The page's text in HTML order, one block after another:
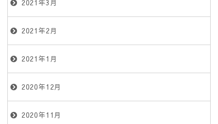
2021年3月
2021年2月
2021年1月
2020年12月
2020年11月